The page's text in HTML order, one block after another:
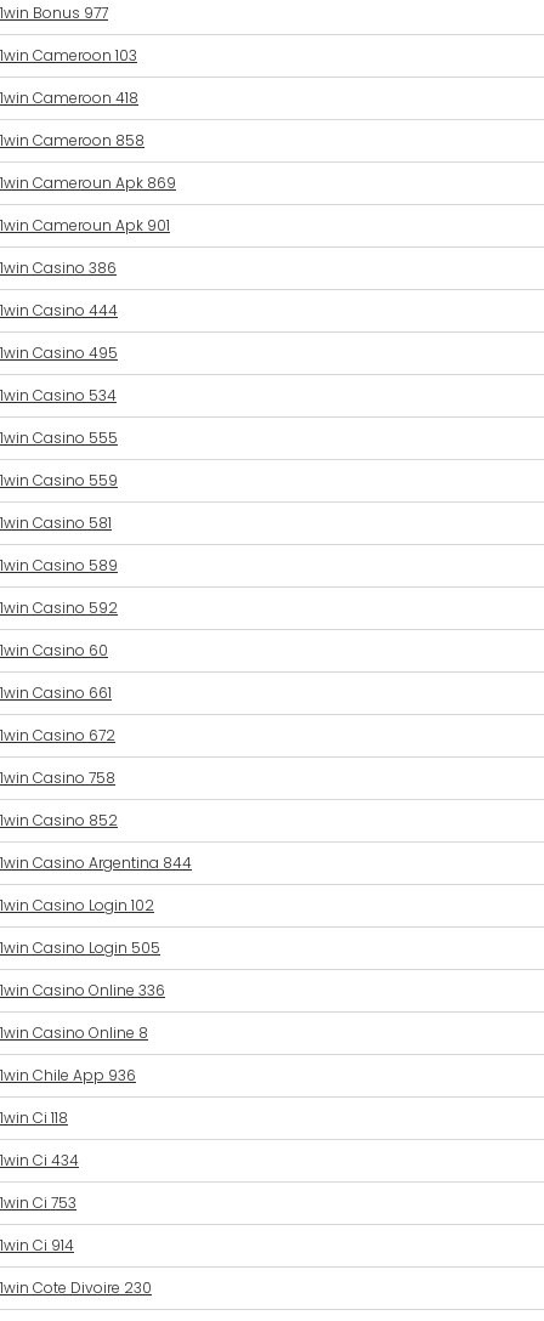
1win Bonus 977
1win Cameroon 103
1win Cameroon 418
1win Cameroon 858
1win Cameroun Apk 869
1win Cameroun Apk 901
1win Casino 386
1win Casino 444
1win Casino 495
1win Casino 534
1win Casino 555
1win Casino 559
1win Casino 581
1win Casino 589
1win Casino 592
1win Casino 60
1win Casino 661
1win Casino 672
1win Casino 758
1win Casino 852
1win Casino Argentina 844
1win Casino Login 102
1win Casino Login 505
1win Casino Online 336
1win Casino Online 8
1win Chile App 936
1win Ci 118
1win Ci 434
1win Ci 753
1win Ci 914
1win Cote Divoire 230